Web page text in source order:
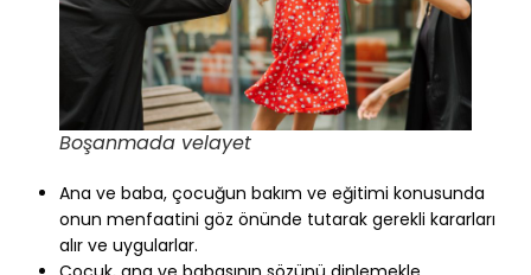
Boşanmada velayet
Ana ve baba, çocuğun bakım ve eğitimi konusunda
onun menfaatini göz önünde tutarak gerekli kararları
alır ve uygularlar.